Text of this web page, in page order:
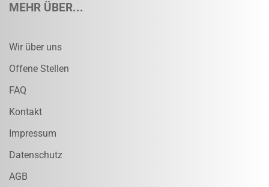
MEHR ÜBER...
Wir über uns
Offene Stellen
FAQ
Kontakt
Impressum
Datenschutz
AGB